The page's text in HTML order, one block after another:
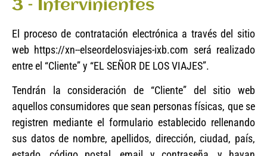
3 – Intervinientes
El proceso de contratación electrónica a través del sitio
web https://xn--elseordelosviajes-ixb.com será realizado
entre el “Cliente” y “EL SEÑOR DE LOS VIAJES”.
Tendrán la consideración de “Cliente” del sitio web
aquellos consumidores que sean personas físicas, que se
registren mediante el formulario establecido rellenando
sus datos de nombre, apellidos, dirección, ciudad, país,